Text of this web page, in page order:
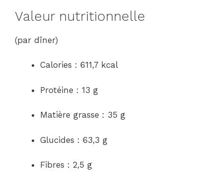
Valeur nutritionnelle
(par dîner)
Calories : 611,7 kcal
Protéine : 13 g
Matière grasse : 35 g
Glucides : 63,3 g
Fibres : 2,5 g